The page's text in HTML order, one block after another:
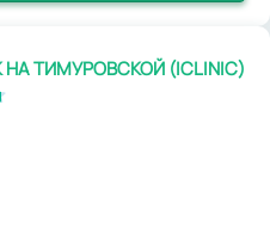
ТИМУРОВСКОЙ (ICLINIC)